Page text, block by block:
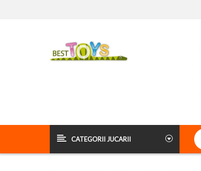
CATEGORII JUCARII